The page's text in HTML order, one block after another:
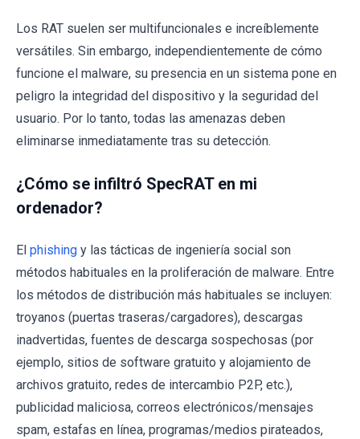
Los RAT suelen ser multifuncionales e increíblemente
versátiles. Sin embargo, independientemente de cómo
funcione el malware, su presencia en un sistema pone en
peligro la integridad del dispositivo y la seguridad del
usuario. Por lo tanto, todas las amenazas deben
eliminarse inmediatamente tras su detección.
¿Cómo se infiltró SpecRAT en mi
ordenador?
El phishing y las tácticas de ingeniería social son
métodos habituales en la proliferación de malware. Entre
los métodos de distribución más habituales se incluyen:
troyanos (puertas traseras/cargadores), descargas
inadvertidas, fuentes de descarga sospechosas (por
ejemplo, sitios de software gratuito y alojamiento de
archivos gratuito, redes de intercambio P2P, etc.),
publicidad maliciosa, correos electrónicos/mensajes
spam, estafas en línea, programas/medios pirateados,